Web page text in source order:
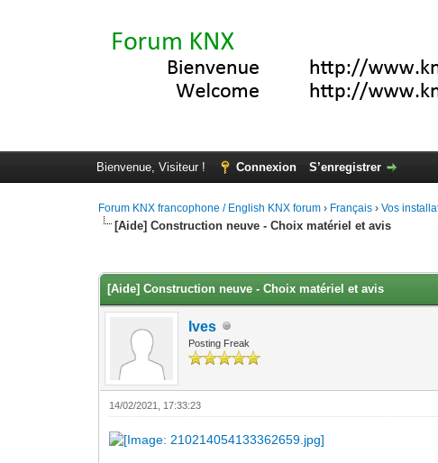
Bienvenue, Visiteur ! Connexion S’enregistrer
Forum KNX francophone / English KNX forum › Français ›Vos
[Aide] Construction neuve - Choix matériel et avis
[Aide] Construction neuve - Choix matériel et avis
Ives
Posting Freak
14/02/2021, 17:33:23